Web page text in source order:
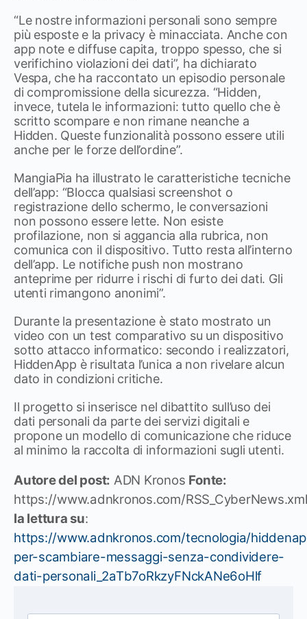
“Le nostre informazioni personali sono sempre
più esposte e la privacy è minacciata. Anche con
app note e diffuse capita, troppo spesso, che si
verifichino violazioni dei dati”, ha dichiarato
Vespa, che ha raccontato un episodio personale
di compromissione della sicurezza. “Hidden,
invece, tutela le informazioni: tutto quello che è
scritto scompare e non rimane neanche a
Hidden. Queste funzionalità possono essere utili
anche per le forze dell’ordine”.
MangiaPia ha illustrato le caratteristiche tecniche
dell’app: “Blocca qualsiasi screenshot o
registrazione dello schermo, le conversazioni
non possono essere lette. Non esiste
profilazione, non si aggancia alla rubrica, non
comunica con il dispositivo. Tutto resta all’interno
dell’app. Le notifiche push non mostrano
anteprime per ridurre i rischi di furto dei dati. Gli
utenti rimangono anonimi”.
Durante la presentazione è stato mostrato un
video con un test comparativo su un dispositivo
sotto attacco informatico: secondo i realizzatori,
HiddenApp è risultata l’unica a non rivelare alcun
dato in condizioni critiche.
Il progetto si inserisce nel dibattito sull’uso dei
dati personali da parte dei servizi digitali e
propone un modello di comunicazione che riduce
al minimo la raccolta di informazioni sugli utenti.
Autore del post: ADN Kronos Fonte:
https://www.adnkronos.com/
la lettura su:
https://www.adnkronos.com/tecnologia/
per-scambiare-messaggi-senza-condividere-
dati-personali_2aTb7oRkzyFNckANe6oHlf